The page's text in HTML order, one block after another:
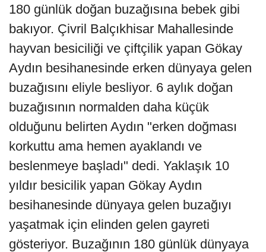
180 günlük doğan buzağısına bebek gibi
bakıyor. Çivril Balçıkhisar Mahallesinde
hayvan besiciliği ve çiftçilik yapan Gökay
Aydın besihanesinde erken dünyaya gelen
buzağısını eliyle besliyor. 6 aylık doğan
buzağısının normalden daha küçük
olduğunu belirten Aydın "erken doğması
korkuttu ama hemen ayaklandı ve
beslenmeye başladı" dedi. Yaklaşık 10
yıldır besicilik yapan Gökay Aydın
besihanesinde dünyaya gelen buzağıyı
yaşatmak için elinden gelen gayreti
gösteriyor. Buzağının 180 günlük dünyaya